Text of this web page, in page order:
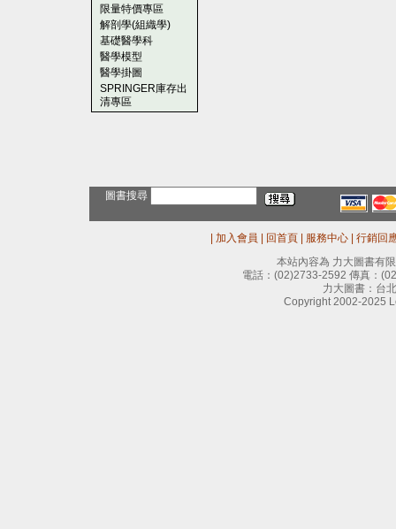
限量特價專區
解剖學(組織學)
基礎醫學科
醫學模型
醫學掛圖
SPRINGER庫存出
清專區
圖書搜尋
加入會員 回首頁 服務中心
行銷回
本站內容為 力大圖書有
電話： (02)2733-2592 傳真：
力大圖書：台
Copyright 2002-2025